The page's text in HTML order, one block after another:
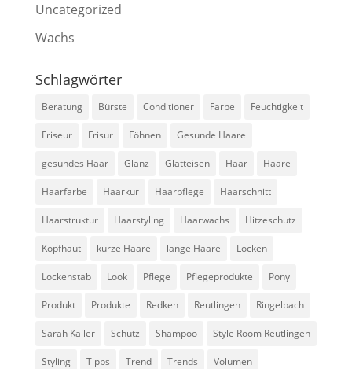
Uncategorized
Wachs
Schlagwörter
Beratung Bürste Conditioner Farbe Feuchtigkeit
Friseur Frisur Föhnen Gesunde Haare
gesundes Haar Glanz Glätteisen Haar Haare
Haarfarbe Haarkur Haarpflege Haarschnitt
Haarstruktur Haarstyling Haarwachs Hitzeschutz
Kopfhaut kurze Haare lange Haare Locken
Lockenstab Look Pflege Pflegeprodukte Pony
Produkt Produkte Redken Reutlingen Ringelbach
Sarah Kailer Schutz Shampoo Style Room Reutlingen
Styling Tipps Trend Trends Volumen